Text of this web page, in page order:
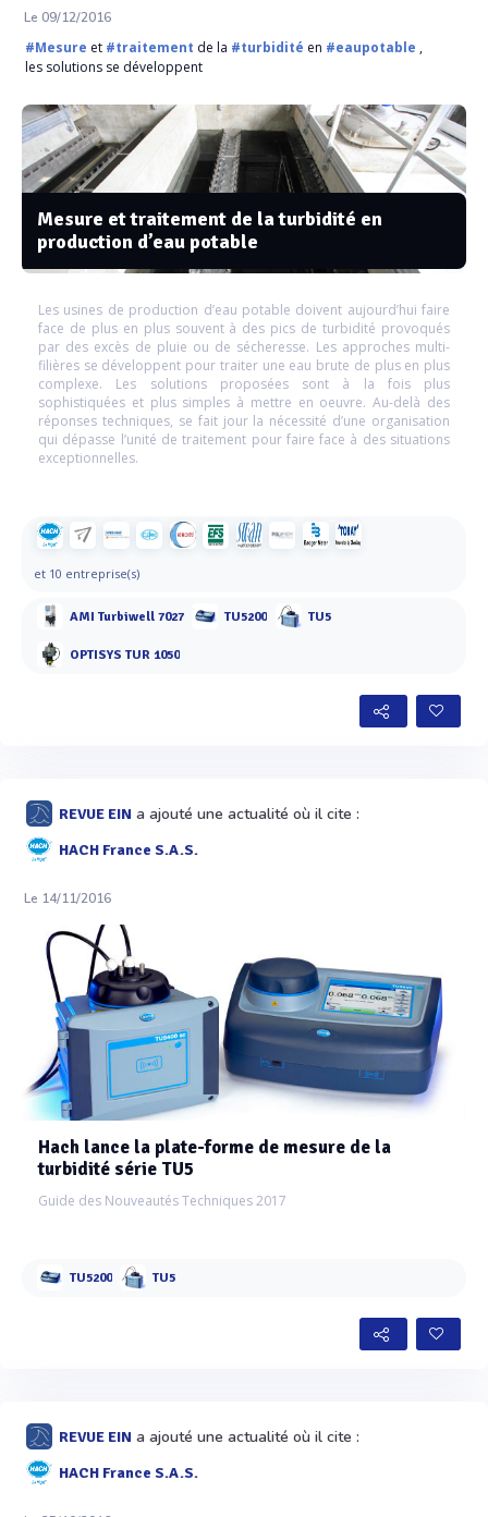
Le 09/12/2016
#Mesure et #traitement de la #turbidité en #eaupotable ,
les solutions se développent
Mesure et traitement de la turbidité en
production d’eau potable
Les usines de production d’eau potable doivent aujourd’hui faire
face de plus en plus souvent à des pics de turbidité provoqués
par des excès de pluie ou de sécheresse. Les approches multi-
filières se développent pour traiter une eau brute de plus en plus
complexe. Les solutions proposées sont à la fois plus
sophistiquées et plus simples à mettre en oeuvre. Au-delà des
réponses techniques, se fait jour la nécessité d’une organisation
qui dépasse l’unité de traitement pour faire face à des situations
exceptionnelles.
et 10 entreprise(s)
AMI Turbiwell 7027 TU5200 TU5
OPTISYS TUR 1050
REVUE EIN a ajouté une actualité où il cite :
HACH France S.A.S.
Le 14/11/2016
Hach lance la plate-forme de mesure de la
turbidité série TU5
Guide des Nouveautés Techniques 2017
TU5200 TU5
REVUE EIN a ajouté une actualité où il cite :
HACH France S.A.S.